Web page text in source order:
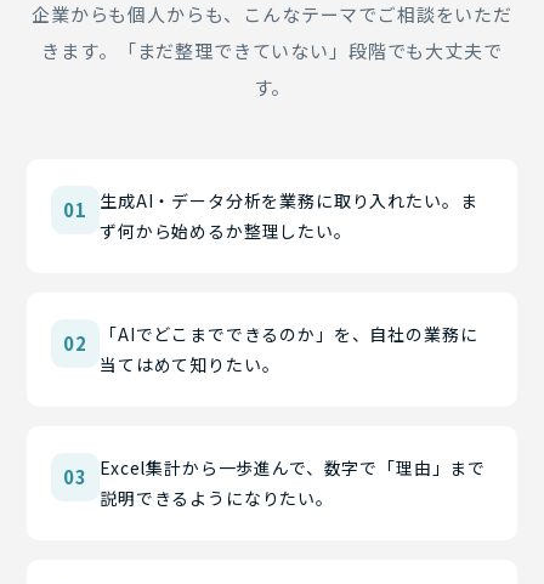
企業からも個人からも、こんなテーマでご相談をいただ
きます。「まだ整理できていない」段階でも大丈夫で
す。
01
生成AI・データ分析を業務に取り入れたい。ま
ず何から始めるか整理したい。
02
「AIでどこまでできるのか」を、自社の業務に
当てはめて知りたい。
03
Excel集計から一歩進んで、数字で「理由」まで
説明できるようになりたい。